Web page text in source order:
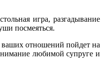
игра, разгадывание
посмеяться.
отношений пойдет на
любимой супруге и